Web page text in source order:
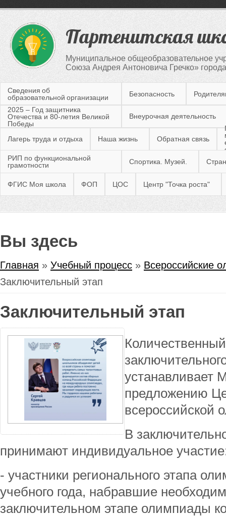
Партенитская
Муниципальное общеобразовательное
Союза Андрея Антоновича Гречко»
Сведения об
образовательной организации
Безопасность
2025 – Год защитника
Отечества и 80-летия Великой
Победы
Внеурочная деятельность
Лагерь труда и отдыха Наша жизнь Обратная связь
РИП по функциональной
грамотности
Спортика. Музей.
ФГИС Моя школа ФОП ЦОС Центр "Точка роста"
Вы здесь
Главная » Учебный процесс » Всероссийские
Заключительный этап
Заключительный этап
устанавливает
предложению
всероссийской
В
принимают индивидуальное
- участники регионального этапа
учебного года, набравшие
заключительном этапе олимпиады